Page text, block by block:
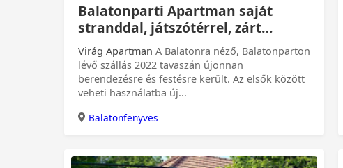
0 Ft
Balatonparti Apartman saját
stranddal, játszótérrel, zárt
parkolóval
Virág Apartman
lévő szállás 2022 tavaszán újonnan
berendezésre és festésre került. Az elsők között
veheti használatba új...
Balatonfenyves